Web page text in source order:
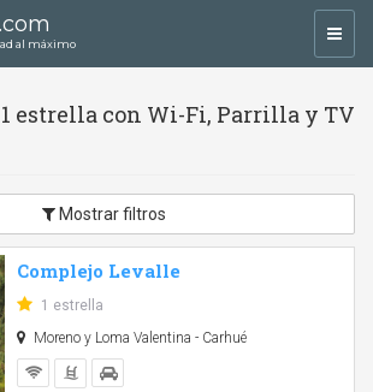
al máximo
estrella con Wi-Fi, Parrilla y TV
Mostrar filtros
Complejo Levalle
1 estrella
Moreno y Loma Valentina - Carhué